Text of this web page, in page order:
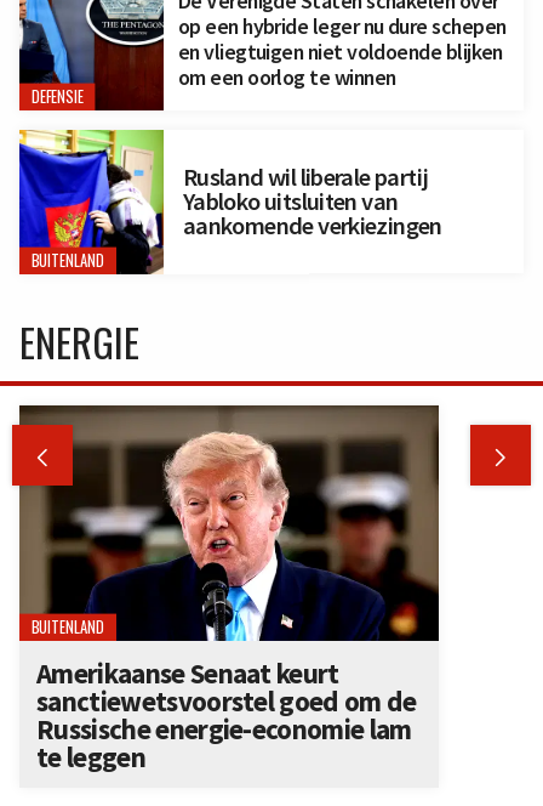
DEFENSIE
op een hybride leger nu dure schepen
en vliegtuigen niet voldoende blijken
om een oorlog te winnen
BUITENLAND
Rusland wil liberale partij
Yabloko uitsluiten van
aankomende verkiezingen
ENERGIE
 
BUITENLAND
Amerikaanse Senaat keurt
sanctiewetsvoorstel goed om de
Russische energie-economie lam
te leggen